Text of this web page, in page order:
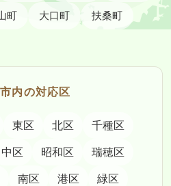
町 大口町 扶桑町
内の対応区
東区 北区 千種区
中区 昭和区 瑞穂区
南区 港区 緑区